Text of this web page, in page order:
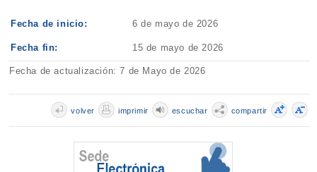
Fecha de inicio: 6 de mayo de 2026
Fecha fin: 15 de mayo de 2026
Fecha de actualización: 7 de Mayo de 2026
compartir
escuchar
imprimir
volver